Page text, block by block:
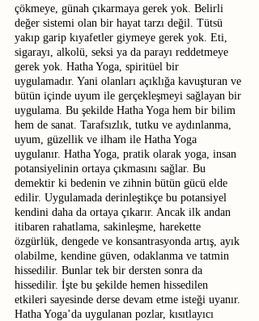
çökmeye, günah çıkarmaya gerek yok. Belirli
değer sistemi olan bir hayat tarzı değil. Tütsü
yakıp garip kıyafetler giymeye gerek yok. Eti,
sigarayı, alkolü, seksi ya da parayı reddetmeye
gerek yok. Hatha Yoga, spiritüel bir
uygulamadır. Yani olanları açıklığa kavuşturan ve
bütün içinde uyum ile gerçekleşmeyi sağlayan bir
uygulama. Bu şekilde Hatha Yoga hem bir bilim
hem de sanat. Tarafsızlık, tutku ve aydınlanma,
uyum, güzellik ve ilham ile Hatha Yoga
uygulanır. Hatha Yoga, pratik olarak yoga, insan
potansiyelinin ortaya çıkmasını sağlar. Bu
demektir ki bedenin ve zihnin bütün gücü elde
edilir. Uygulamada derinleştikçe bu potansiyel
kendini daha da ortaya çıkarır. Ancak ilk andan
itibaren rahatlama, sakinleşme, harekette
özgürlük, dengede ve konsantrasyonda artış, ayık
olabilme, kendine güven, odaklanma ve tatmin
hissedilir. Bunlar tek bir dersten sonra da
hissedilir. İşte bu şekilde hemen hissedilen
etkileri sayesinde derse devam etme isteği uyanır.
Hatha Yoga’da uygulanan pozlar, kısıtlayıcı